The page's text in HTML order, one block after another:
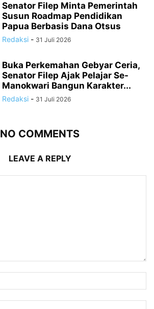
Senator Filep Minta Pemerintah
Susun Roadmap Pendidikan
Papua Berbasis Dana Otsus
Redaksi - 31 Juli 2026
Buka Perkemahan Gebyar Ceria,
Senator Filep Ajak Pelajar Se-
Manokwari Bangun Karakter...
Redaksi - 31 Juli 2026
NO COMMENTS
LEAVE A REPLY